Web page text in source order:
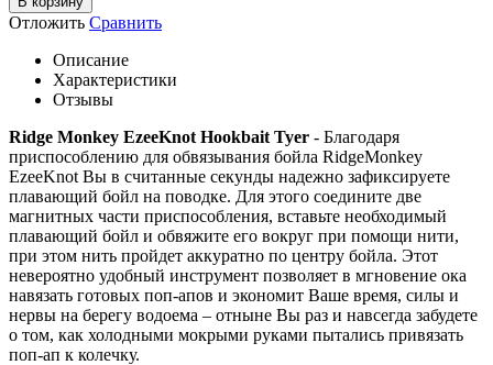
Отложить Сравнить
Описание
Характеристики
Отзывы
Ridge Monkey EzeeKnot Hookbait Tyer - Благодаря
приспособлению для обвязывания бойла RidgeMonkey
EzeeKnot Вы в считанные секунды надежно зафиксируете
плавающий бойл на поводке. Для этого соедините две
магнитных части приспособления, вставьте необходимый
плавающий бойл и обвяжите его вокруг при помощи нити,
при этом нить пройдет аккуратно по центру бойла. Этот
невероятно удобный инструмент позволяет в мгновение ока
навязать готовых поп-апов и экономит Ваше время, силы и
нервы на берегу водоема – отныне Вы раз и навсегда забудете
о том, как холодными мокрыми руками пытались привязать
поп-ап к колечку.